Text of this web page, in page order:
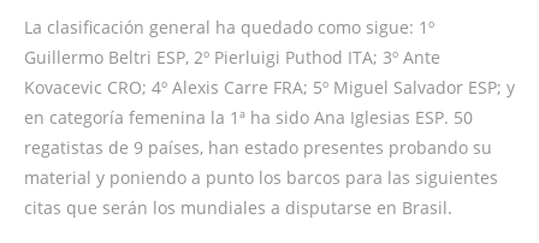
La clasificación general ha quedado como sigue: 1º
Guillermo Beltri ESP, 2º Pierluigi Puthod ITA; 3º Ante
Kovacevic CRO; 4º Alexis Carre FRA; 5º Miguel Salvador ESP; y
en categoría femenina la 1ª ha sido Ana Iglesias ESP. 50
regatistas de 9 países, han estado presentes probando su
material y poniendo a punto los barcos para las siguientes
citas que serán los mundiales a disputarse en Brasil.